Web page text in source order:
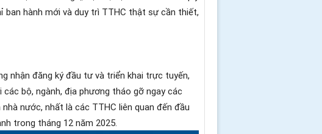
ban hành mới và duy trì TTHC thật sự cần thiết,
nhận đăng ký đầu tư và triển khai trực tuyến,
bộ, ngành, địa phương tháo gỡ ngay các
nước, nhất là các TTHC liên quan đến đầu
trong tháng 12 năm 2025.